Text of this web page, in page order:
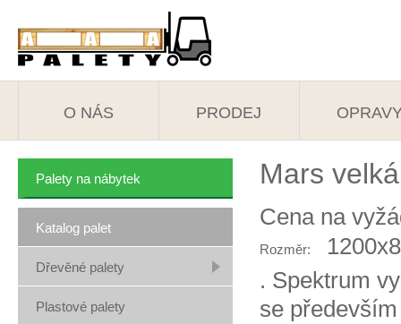
O NÁS PRODEJ
Palety na nábytek
Katalog palet
Dřevěné palety
Plastové palety
Mars
Cena na
Rozměr:
. Spektrum
se